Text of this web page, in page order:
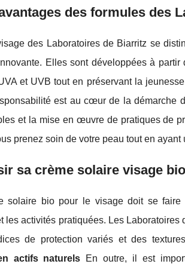
des formules des
des Laboratoires de Biarritz se
Elles sont développées à
et UVB tout en préservant la
est au cœur de la démarche
et la mise en œuvre de pratiques de
prenez soin de votre peau tout en
sa crème solaire visage
solaire bio pour le visage doit se
les activités pratiquées. Les
de protection variés et des
actifs naturels En outre, il est